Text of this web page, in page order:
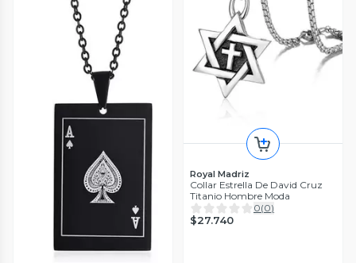
Royal Madriz
Collar Estrella De David Cruz
Titanio Hombre Moda
0(0)
$27.740